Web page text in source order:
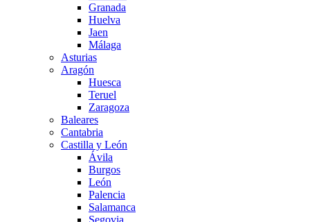
Granada
Huelva
Jaen
Málaga
Asturias
Aragón
Huesca
Teruel
Zaragoza
Baleares
Cantabria
Castilla y León
Ávila
Burgos
León
Palencia
Salamanca
Segovia